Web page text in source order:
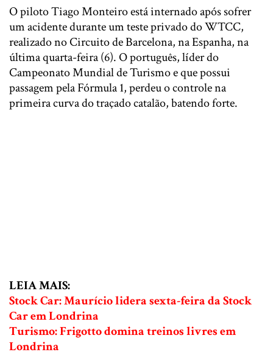
O piloto Tiago Monteiro está internado após sofrer
um acidente durante um teste privado do WTCC,
realizado no Circuito de Barcelona, na Espanha, na
última quarta-feira (6). O português, líder do
Campeonato Mundial de Turismo e que possui
passagem pela Fórmula 1, perdeu o controle na
primeira curva do traçado catalão, batendo forte.
LEIA MAIS:
Stock Car: Maurício lidera sexta-feira da Stock
Car em Londrina
Turismo: Frigotto domina treinos livres em
Londrina